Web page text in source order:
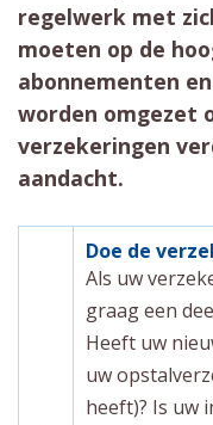
regelwerk met
moeten op de
abonnementen
worden omgezet
verzekeringen
aandacht.
Doe de
Als uw
graag een
Heeft uw
uw
heeft)? Is uw